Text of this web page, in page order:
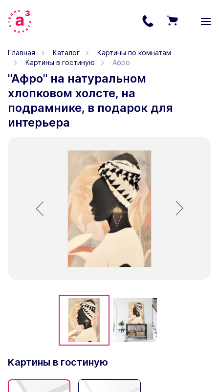
Главная Каталог
Картины по комнатам
Картины в гостиную
Афро
"Афро" на натуральном
хлопковом холсте, на
подрамнике, в подарок для
интерьера
Картины в гостиную